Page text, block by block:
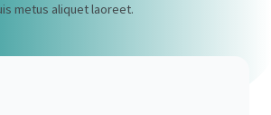
metus aliquet laoreet.